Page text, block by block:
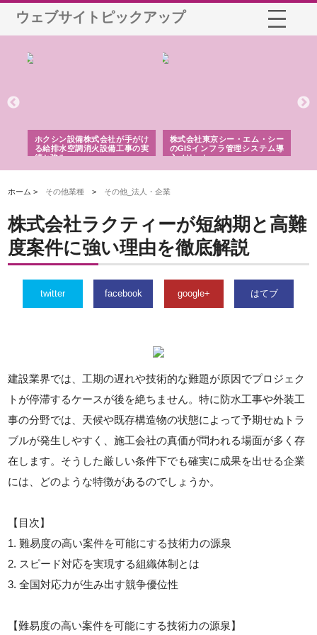
ウェブサイトピックアップ
ホクシン設備株式会社が手がけ
る給排水空調消火設備工事の実
績と強み
株式会社東京シー・エム・シー
のGISインフラ管理システム導
入メリット
ホーム > その他業種 > その他_法人・企業
株式会社ラクティーが短納期と高難
度案件に強い理由を徹底解説
twitter facebook google+ はてブ
建設業界では、工期の遅れや技術的な難題が原因でプロジェク
トが停滞するケースが後を絶ちません。特に防水工事や外装工
事の分野では、天候や既存構造物の状態によって予期せぬトラ
ブルが発生しやすく、施工会社の真価が問われる場面が多く存
在します。そうした厳しい条件下でも確実に成果を出せる企業
には、どのような特徴があるのでしょうか。
【目次】
1. 難易度の高い案件を可能にする技術力の源泉
2. スピード対応を実現する組織体制とは
3. 全国対応力が生み出す競争優位性
【難易度の高い案件を可能にする技術力の源泉】